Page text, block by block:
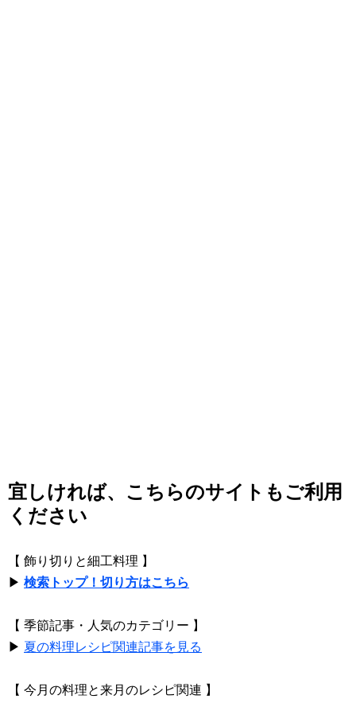
宜しければ、こちらのサイトもご利用
ください
【 飾り切りと細工料理 】
▶ 検索トップ！切り方はこちら
【 季節記事・人気のカテゴリー 】
▶ 夏の料理レシピ関連記事を見る
【 今月の料理と来月のレシピ関連 】